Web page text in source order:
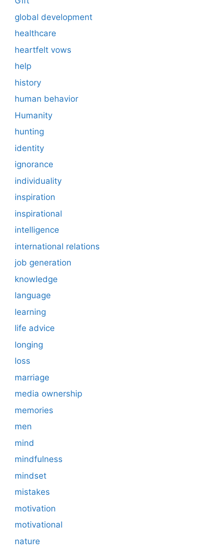
global development
healthcare
heartfelt vows
help
history
human behavior
Humanity
hunting
identity
ignorance
individuality
inspiration
inspirational
intelligence
international relations
job generation
knowledge
language
learning
life advice
longing
loss
marriage
media ownership
memories
men
mind
mindfulness
mindset
mistakes
motivation
motivational
nature